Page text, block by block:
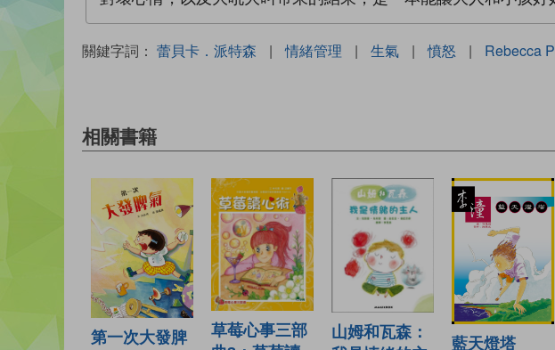
關鍵字詞： 蕾貝卡．派特森 | 情緒管理 | 生氣 | 憤怒 | Rebecca
相關書籍
第一次大發脾
草莓心事三部
山姆和瓦森：
藍天燈塔